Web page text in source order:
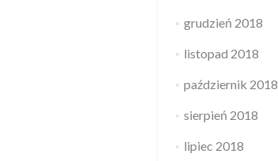
grudzień 2018
listopad 2018
październik 2018
sierpień 2018
lipiec 2018